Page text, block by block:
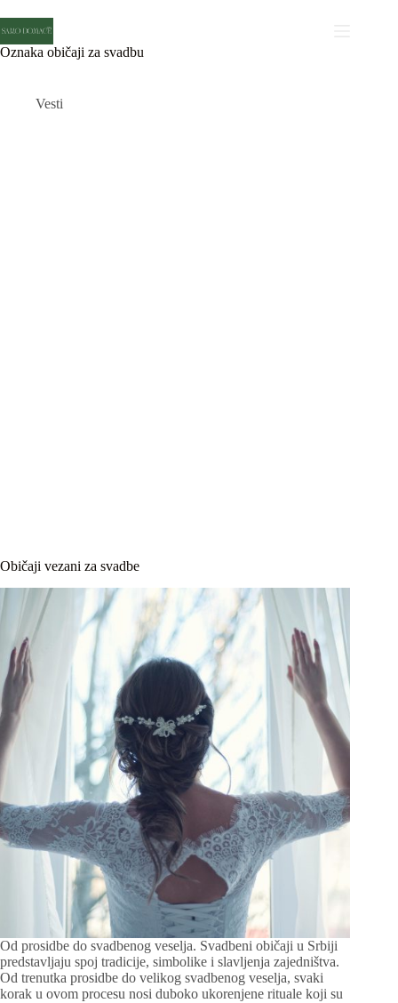
to
content
Oznaka običaji za svadbu
Vesti
Običaji vezani za svadbe
Od prosidbe do svadbenog veselja. Svadbeni običaji u Srbiji
predstavljaju spoj tradicije, simbolike i slavljenja zajedništva.
Od trenutka prosidbe do velikog svadbenog veselja, svaki
korak u ovom procesu nosi duboko ukorenjene rituale koji su